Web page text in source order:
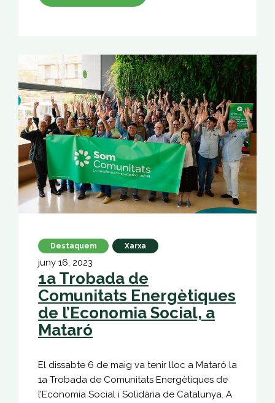
Destaquem Xarxa
juny 16, 2023
1a Trobada de
Comunitats Energètiques
de l’Economia Social, a
Mataró
El dissabte 6 de maig va tenir lloc a Mataró la
1a Trobada de Comunitats Energètiques de
l’Economia Social i Solidària de Catalunya. A